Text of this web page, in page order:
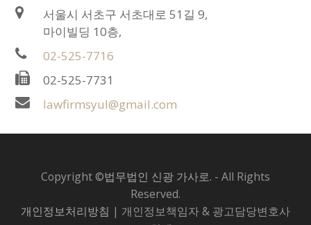
서울시 서초구 서초대로 51길 9,
마이빌딩 10층,
02-525-7716
02-525-7731
lawfirmsyul@gmail.com
Copyright ©법무법인 신광 가사로. - All Rights
Reserved.
개인정보처리방침 | 개인정보책임자 & 광고담당변호사